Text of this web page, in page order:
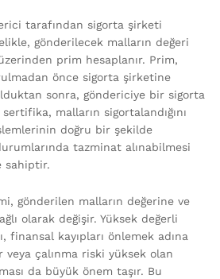
tarafından sigorta şirketi
gönderilecek malların değeri
prim hesaplanır. Prim,
önce sigorta şirketine
sonra, göndericiye bir sigorta
malların sigortalandığını
doğru bir şekilde
tazminat alınabilmesi
sahiptir.
gönderilen malların değerine ve
olarak değişir. Yüksek değerli
finansal kayıpları önlemek adına
veya çalınma riski yüksek olan
da büyük önem taşır. Bu